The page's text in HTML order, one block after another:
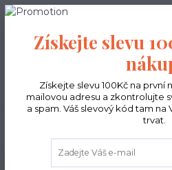
Kabelky ekologické Kabelky
Získejte slevu
Získejte slevu 100Kč na první
mailovou adresu a zkontrolujte
a spam. Váš slevový kód tam na
trvat.